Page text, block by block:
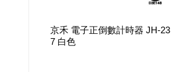
京禾 電子正倒數計時器 JH-23
7 白色